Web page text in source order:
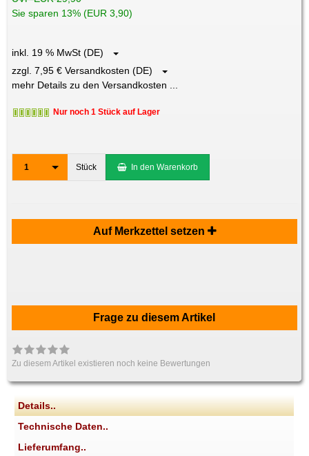
Sie sparen 13% (EUR 3,90)
inkl. 19 % MwSt (DE)
zzgl. 7,95 € Versandkosten (DE)
mehr Details zu den Versandkosten ...
Nur noch 1 Stück auf Lager
1 Stück In den Warenkorb
Auf Merkzettel setzen
Frage zu diesem Artikel
Zu diesem Artikel existieren noch keine Bewertungen
Details..
Technische Daten..
Lieferumfang..